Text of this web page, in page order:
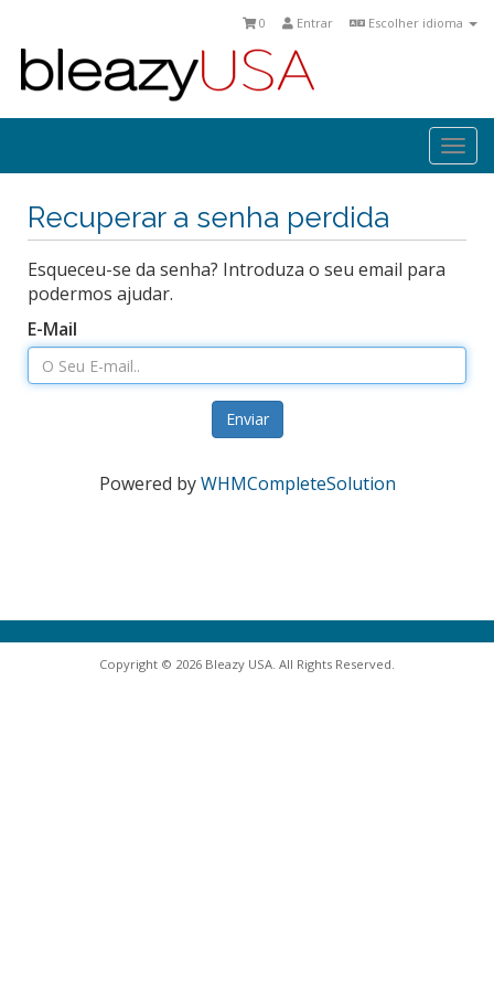
Escolher idioma
Entrar
0
Recuperar a senha perdida
Esqueceu-se da senha? Introduza o seu email para
podermos ajudar.
E-Mail
Enviar
Powered byWHMCompleteSolution
Copyright © 2026 Bleazy USA. All Rights Reserved.